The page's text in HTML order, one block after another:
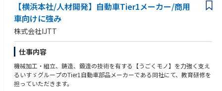
・労使対応・フォローアップ面談（現地訪問による職員の声の収集と条件
への反映）
・トラブル対応
業務はチームで行い、メイン担当とサポート担当の方が一緒に業務を進め
る体制を取っています。キャリア採用の方が入社した場合も、まずはサポ
ート業務から入っていただき、徐々にキャッチアップをしていただく形に
なります。
【入社後のキャリアパス】
【横浜本社/人材開発】自動車Tier1メーカー/商用
車向けに強み
株式会社IJTT
仕事内容
機械加工・組立、鋳造、鍛造の技術を有する【うごくモノ】を力強く支え
るいすゞグループのTier1自動車部品メーカーである同社にて、教育研修を
担っていただきます。